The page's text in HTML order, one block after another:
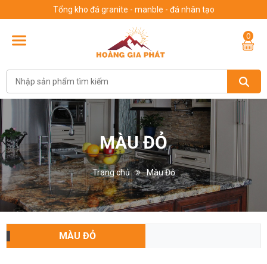
Tổng kho đá granite - manble - đá nhân tạo
0
MÀU ĐỎ
Trang chủ Màu Đỏ
MÀU ĐỎ